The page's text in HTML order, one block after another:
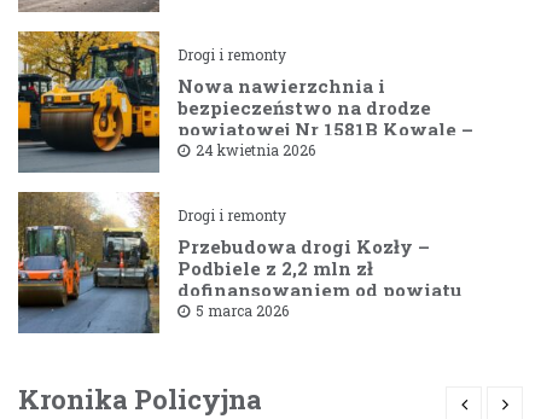
Drogi i remonty
Nowa nawierzchnia i
bezpieczeństwo na drodze
powiatowej Nr 1581B Kowale –
Filipy
24 kwietnia 2026
Drogi i remonty
Przebudowa drogi Kozły –
Podbiele z 2,2 mln zł
dofinansowaniem od powiatu
bielskiego
5 marca 2026
Kronika Policyjna